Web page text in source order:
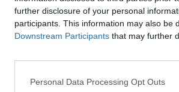
further disclosure of your personal
participants. This information may also be
Downstream Participants that may further
Personal Data Processing Opt Outs